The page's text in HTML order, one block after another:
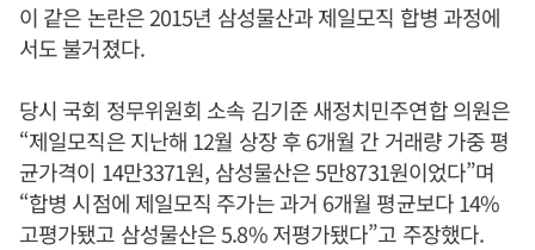
이 같은 논란은 2015년 삼성물산과 제일모직 합병 과정에
서도 불거졌다.
당시 국회 정무위원회 소속 김기준 새정치민주연합 의원은
“제일모직은 지난해 12월 상장 후 6개월 간 거래량 가중 평
균가격이 14만3371원, 삼성물산은 5만8731원이었다”며
“합병 시점에 제일모직 주가는 과거 6개월 평균보다 14%
고평가됐고 삼성물산은 5.8% 저평가됐다”고 주장했다.